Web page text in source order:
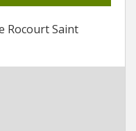
Rocourt Saint